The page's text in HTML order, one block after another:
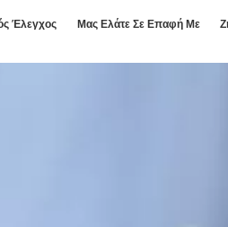
Έλεγχος Μας Ελάτε Σε Επαφή Με